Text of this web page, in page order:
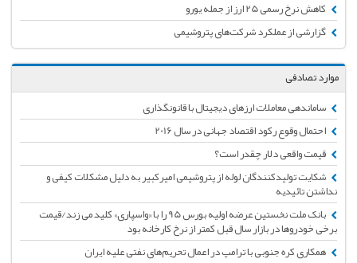
کاهش نرخ رسمی 25 ارز از جمله یورو
گزارشی از عملکرد شرکت‌های پتروشیمی
موارد تصادفی
ساماندهی معاملات ارزهای دیجیتال با قانونگذاری
احتمال وقوع رکود اقتصاد جهانی در سال 2016
قیمت واقعی دلار چقدر است؟
شکایت تولیدکنندگان لوله از پتروشیمی امیرکبیر به دلیل مشکلات کیفی و
نداشتن تائیدیه
بانک ملت نخستین عرضه اولیه بورس 95 را با «واسپاری» کلید می زند/قیمت
برخی خودروها در بازار سال قبل کمتر از نرخ کارخانه بود
همکاری کره جنوبی با ترامپ در اعمال تحریم‌های نفتی علیه ایران